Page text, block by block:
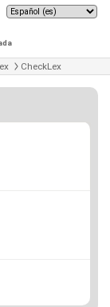
CheckLex